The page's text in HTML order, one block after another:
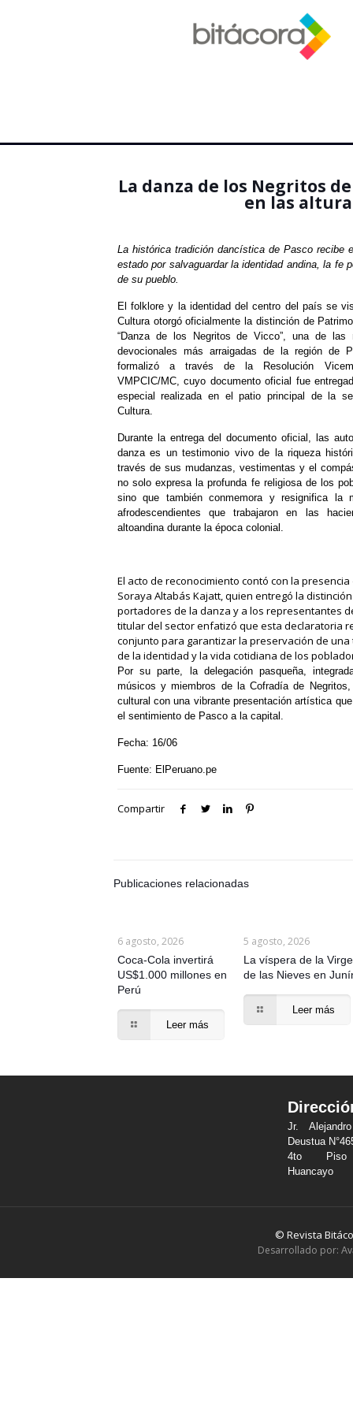
La danza de los Negritos
en las
La histórica tradición dancística de Pasco recibe
estado por salvaguardar la identidad andina, la fe
de su pueblo.
El folklore y la identidad del centro del país se
Cultura otorgó oficialmente la distinción de
“Danza de los Negritos de Vicco”, una de las
devocionales más arraigadas de la región de
formalizó a través de la Resolución
VMPCIC/MC, cuyo documento oficial fue
especial realizada en el patio principal de la
Cultura.
Durante la entrega del documento oficial, las
danza es un testimonio vivo de la riqueza
través de sus mudanzas, vestimentas y el
no solo expresa la profunda fe religiosa de los
sino que también conmemora y resignifica la
afrodescendientes que trabajaron en las
altoandina durante la época colonial.
El acto de reconocimiento contó con la
Soraya Altabás Kajatt, quien entregó la
portadores de la danza y a los representantes
titular del sector enfatizó que esta declaratoria
conjunto para garantizar la preservación de
de la identidad y la vida cotidiana de los
Por su parte, la delegación pasqueña,
músicos y miembros de la Cofradía de
cultural con una vibrante presentación artística
el sentimiento de Pasco a la capital.
Fecha: 16/06
Fuente: ElPeruano.pe
Compartir
Publicaciones relacionadas
6 agosto, 2026
Coca-Cola invertirá
US$1.000 millones en
Perú
Leer más
5 agosto, 2026
La víspera de la
de las Nieves en
Leer más
Jr.
Deustua
4to
Huancayo
© Revista
Desarrollado por: